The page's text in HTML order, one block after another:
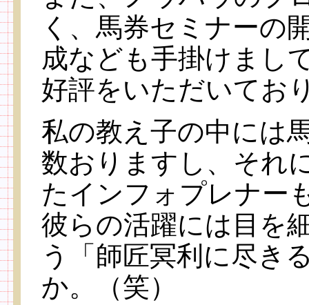
く、馬券セミナーの
成なども手掛けまし
好評をいただいてお
私の教え子の中には
数おりますし、それ
たインフォプレナー
彼らの活躍には目を
う「師匠冥利に尽き
か。（笑）